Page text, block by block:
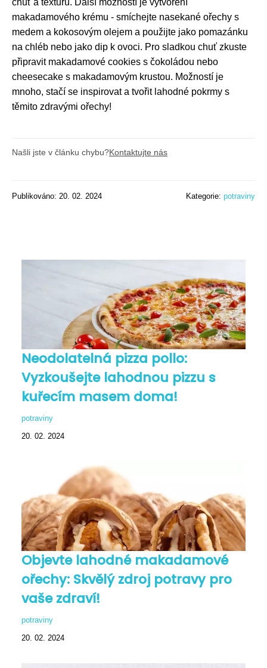
chuť a texturu. Další možností je vytvoření
makadamového krému - smíchejte nasekané ořechy s
medem a kokosovým olejem a použijte jako pomazánku
na chléb nebo jako dip k ovoci. Pro sladkou chuť zkuste
připravit makadamové cookies s čokoládou nebo
cheesecake s makadamovým krustou. Možností je
mnoho, stačí se inspirovat a tvořit lahodné pokrmy s
těmito zdravými ořechy!
Našli jste v článku chybu?Kontaktujte nás
Publikováno: 20. 02. 2024 Kategorie: potraviny
Neodolatelná pizza pollo:
Vyzkoušejte lahodnou pizzu s
kuřecím masem doma!
potraviny
20. 02. 2024
Objevte lahodné makadamové
ořechy: Skvělý zdroj potravy pro
vaše zdraví!
potraviny
20. 02. 2024